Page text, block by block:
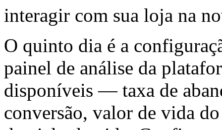
interagir com sua loja na
O quinto dia é a
painel de análise da
disponíveis — taxa de
conversão, valor de vida